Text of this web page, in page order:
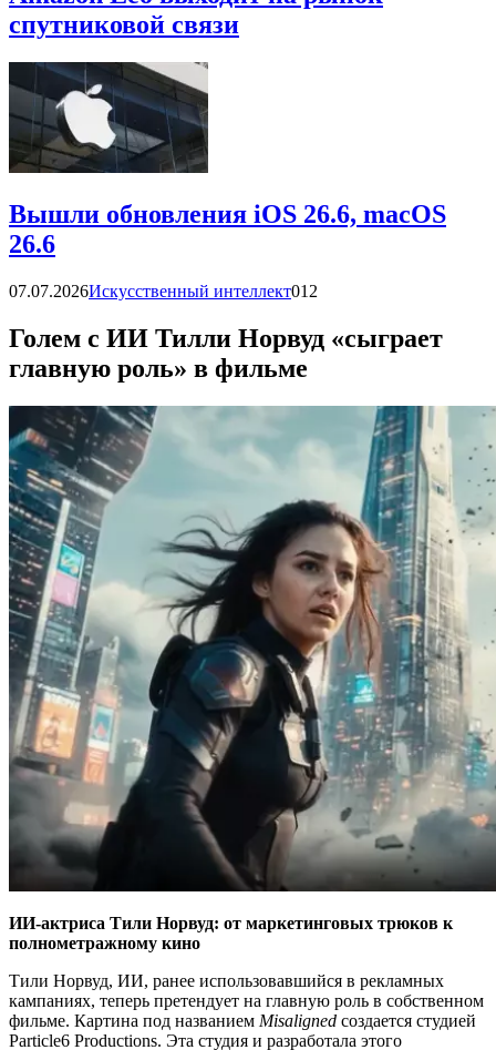
спутниковой связи
Вышли обновления iOS 26.6, macOS
26.6
07.07.2026Искусственный интеллект012
Голем с ИИ Тилли Норвуд «сыграет
главную роль» в фильме
ИИ-актриса Тили Норвуд: от маркетинговых трюков к
полнометражному кино
Тили Норвуд, ИИ, ранее использовавшийся в рекламных
кампаниях, теперь претендует на главную роль в собственном
фильме. Картина под названием Misaligned создается студией
Particle6 Productions. Эта студия и разработала этого